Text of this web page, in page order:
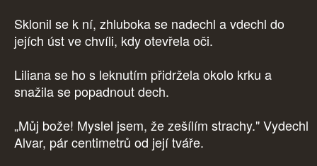
Sklonil se k ní, zhluboka se nadechl a vdechl do
jejích úst ve chvíli, kdy otevřela oči.
Liliana se ho s leknutím přidržela okolo krku a
snažila se popadnout dech.
„Můj bože! Myslel jsem, že zešílím strachy." Vydechl
Alvar, pár centimetrů od její tváře.